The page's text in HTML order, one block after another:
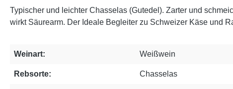
Typischer und leichter Chasselas (Gutedel). Zarter und
wirkt Säurearm. Der Ideale Begleiter zu Schweizer Käse und
Weinart: Weißwein
Rebsorte: Chasselas